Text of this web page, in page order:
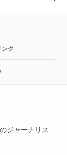
ンク
ジャーナリス